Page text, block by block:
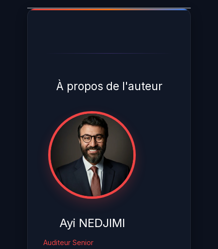
À propos de l'auteur
Ayi NEDJIMI
Auditeur Senior